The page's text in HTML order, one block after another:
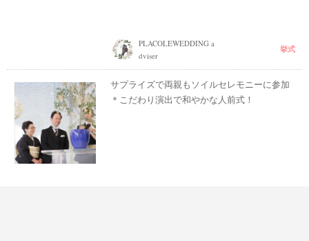
PLACOLEWEDDING a
dviser
挙式
サプライズで両親もソイルセレモニーに参加
＊こだわり演出で和やかな人前式！